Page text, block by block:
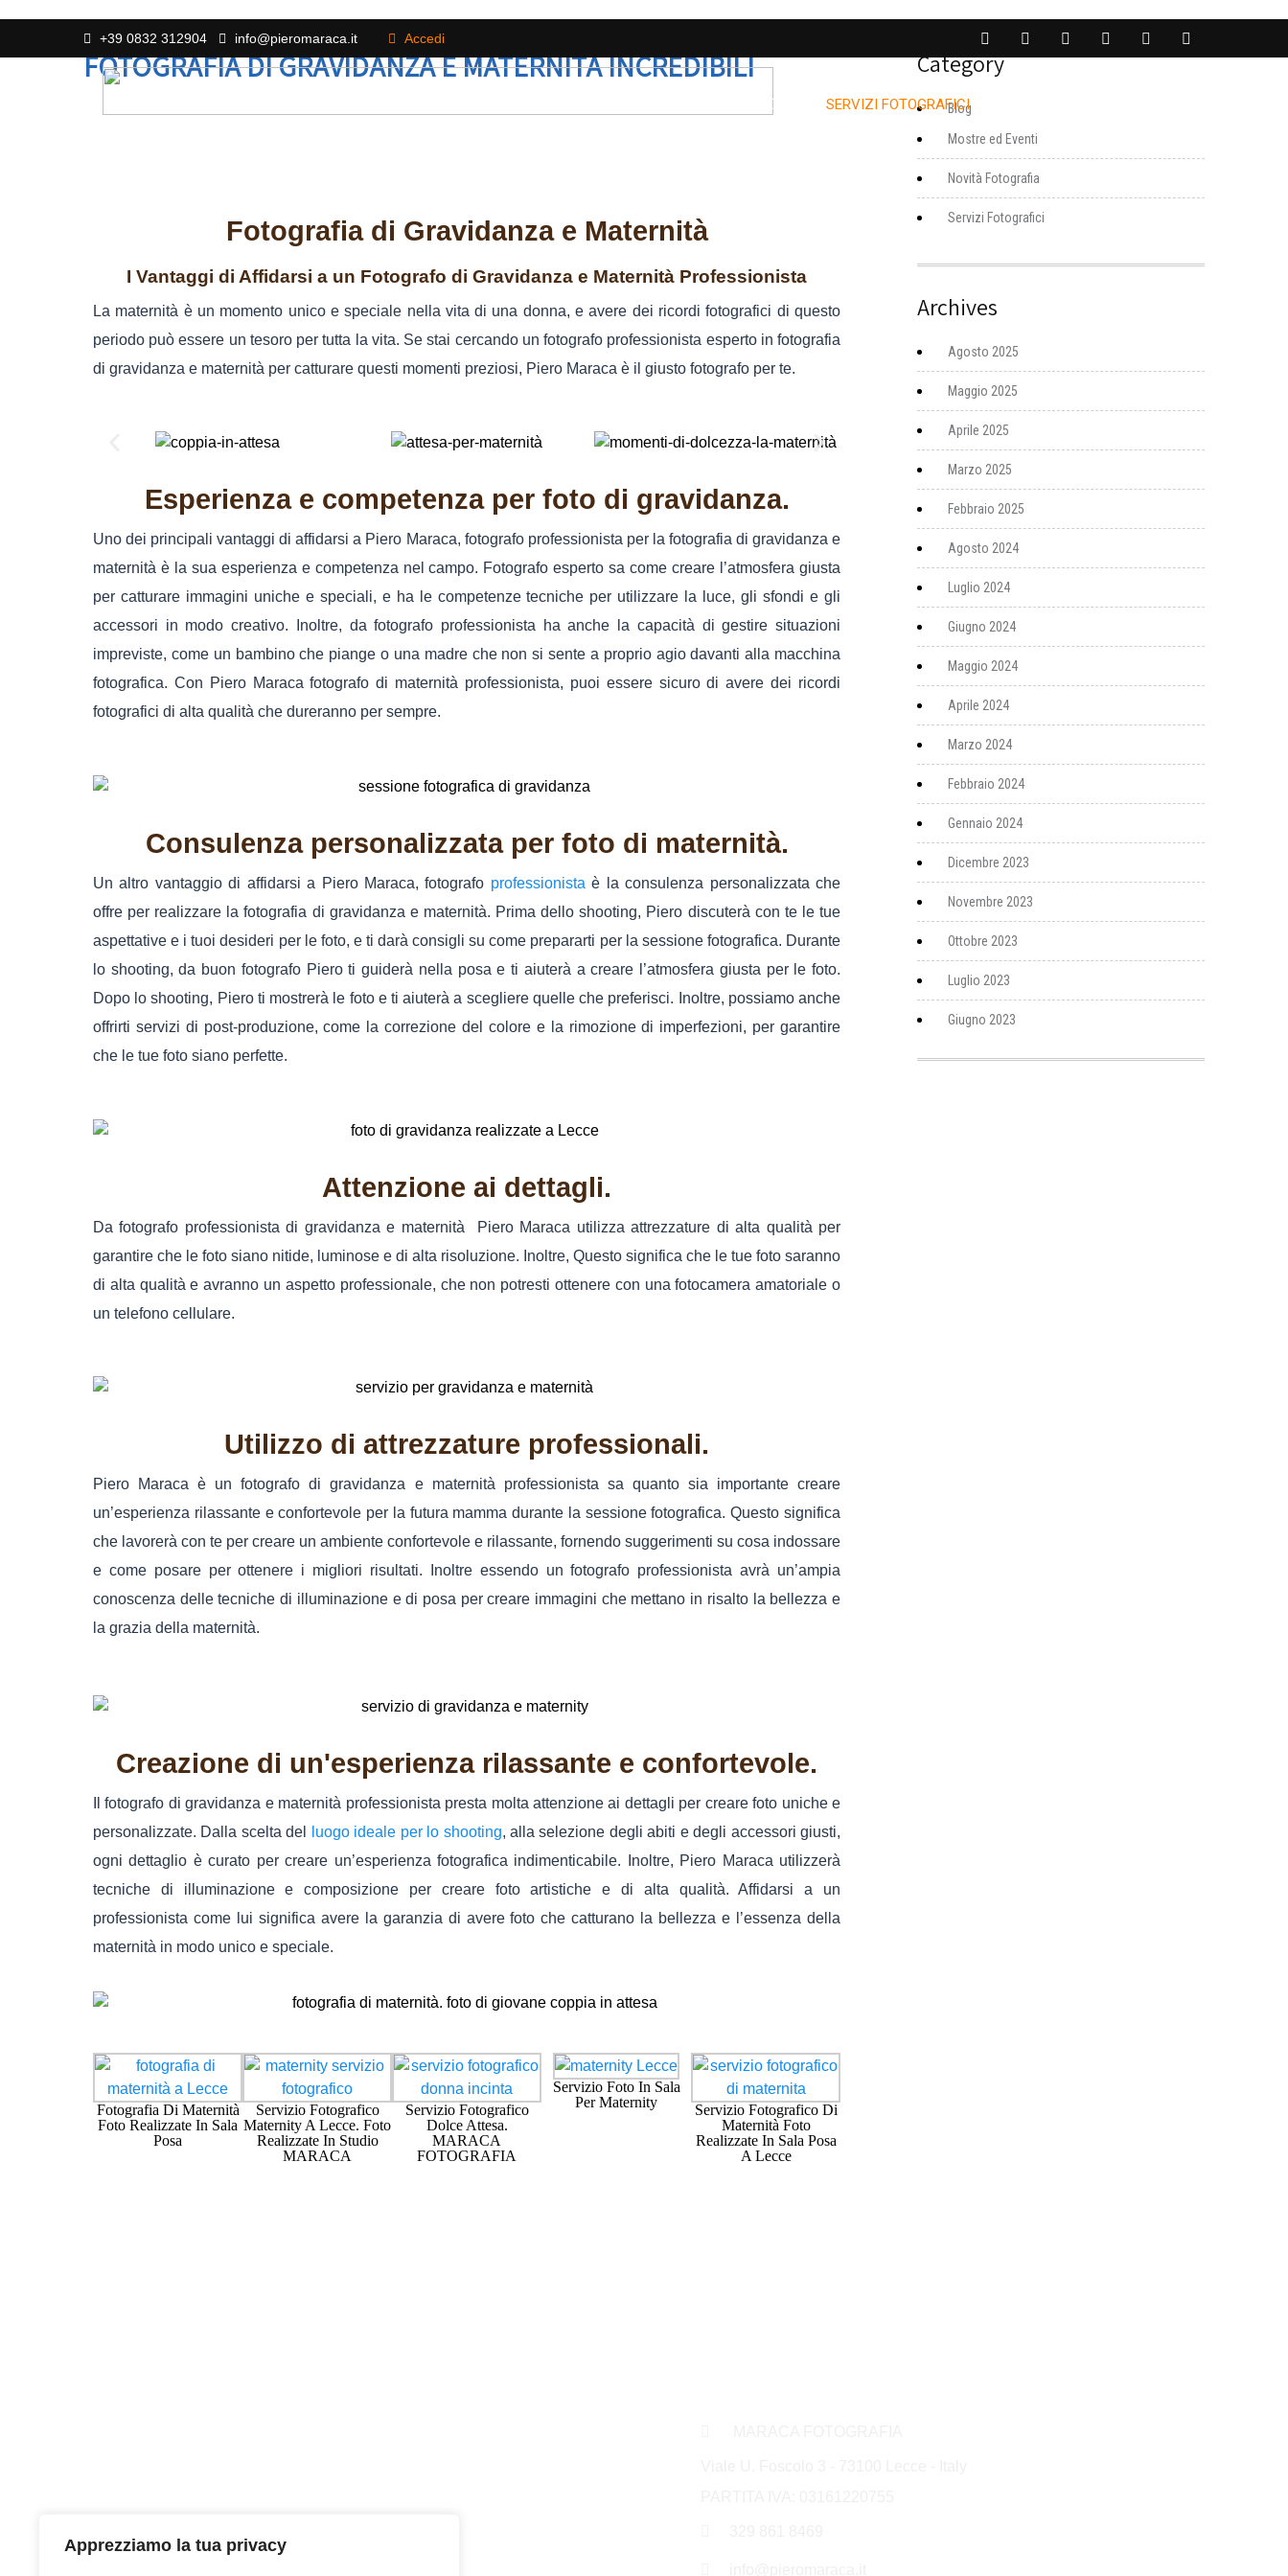
Apprezziamo la tua privacy
+39 0832 312904 info@pieromaraca.it Accedi
STUDIO FOTOGRAFICO SERVIZI FOTOGRAFICI
FOTOGRAFIA DI GRAVIDANZA E MATERNITÀ INCREDIBILI
Fotografia di Gravidanza e Maternità
I Vantaggi di Affidarsi a un Fotografo di Gravidanza e Maternità Professionista
La maternità è un momento unico e speciale nella vita di una donna, e avere dei ricordi fotografici di questo
periodo può essere un tesoro per tutta la vita. Se stai cercando un fotografo professionista esperto in fotografia
di gravidanza e maternità per catturare questi momenti preziosi, Piero Maraca è il giusto fotografo per te.
Esperienza e competenza per foto di gravidanza.
Uno dei principali vantaggi di affidarsi a Piero Maraca, fotografo professionista per la fotografia di gravidanza e
maternità è la sua esperienza e competenza nel campo. Fotografo esperto sa come creare l’atmosfera giusta
per catturare immagini uniche e speciali, e ha le competenze tecniche per utilizzare la luce, gli sfondi e gli
accessori in modo creativo. Inoltre, da fotografo professionista ha anche la capacità di gestire situazioni
impreviste, come un bambino che piange o una madre che non si sente a proprio agio davanti alla macchina
fotografica. Con Piero Maraca fotografo di maternità professionista, puoi essere sicuro di avere dei ricordi
fotografici di alta qualità che dureranno per sempre.
Consulenza personalizzata per foto di maternità.
Un altro vantaggio di affidarsi a Piero Maraca, fotografo professionista è la consulenza personalizzata che
offre per realizzare la fotografia di gravidanza e maternità. Prima dello shooting, Piero discuterà con te le tue
aspettative e i tuoi desideri per le foto, e ti darà consigli su come prepararti per la sessione fotografica. Durante
lo shooting, da buon fotografo Piero ti guiderà nella posa e ti aiuterà a creare l’atmosfera giusta per le foto.
Dopo lo shooting, Piero ti mostrerà le foto e ti aiuterà a scegliere quelle che preferisci. Inoltre, possiamo anche
offrirti servizi di post-produzione, come la correzione del colore e la rimozione di imperfezioni, per garantire
che le tue foto siano perfette.
Attenzione ai dettagli.
Da fotografo professionista di gravidanza e maternità Piero Maraca utilizza attrezzature di alta qualità per
garantire che le foto siano nitide, luminose e di alta risoluzione. Inoltre, Questo significa che le tue foto saranno
di alta qualità e avranno un aspetto professionale, che non potresti ottenere con una fotocamera amatoriale o
un telefono cellulare.
Utilizzo di attrezzature professionali.
Piero Maraca è un fotografo di gravidanza e maternità professionista sa quanto sia importante creare
un’esperienza rilassante e confortevole per la futura mamma durante la sessione fotografica. Questo significa
che lavorerà con te per creare un ambiente confortevole e rilassante, fornendo suggerimenti su cosa indossare
e come posare per ottenere i migliori risultati. Inoltre essendo un fotografo professionista avrà un’ampia
conoscenza delle tecniche di illuminazione e di posa per creare immagini che mettano in risalto la bellezza e
la grazia della maternità.
Creazione di un'esperienza rilassante e confortevole.
Il fotografo di gravidanza e maternità professionista presta molta attenzione ai dettagli per creare foto uniche e
personalizzate. Dalla scelta del
luogo ideale per lo shooting, alla selezione degli abiti e degli accessori giusti,
ogni dettaglio è curato per creare un’esperienza fotografica indimenticabile. Inoltre, Piero Maraca utilizzerà
tecniche di illuminazione e composizione per creare foto artistiche e di alta qualità. Affidarsi a un
professionista come lui significa avere la garanzia di avere foto che catturano la bellezza e l’essenza della
maternità in modo unico e speciale.
Fotografia Di Maternità
Foto Realizzate In Sala
Posa
Servizio Fotografico
Maternity A Lecce. Foto
Realizzate In Studio
MARACA
Servizio Fotografico
Dolce Attesa.
MARACA
FOTOGRAFIA
Servizio Foto In Sala
Per Maternity
Servizio Fotografico Di
Maternità Foto
Realizzate In Sala Posa
A Lecce
Category
Blog
Mostre ed Eventi
Novità Fotografia
Servizi Fotografici
Archives
Agosto 2025
Maggio 2025
Aprile 2025
Marzo 2025
Febbraio 2025
Agosto 2024
Luglio 2024
Giugno 2024
Maggio 2024
Aprile 2024
Marzo 2024
Febbraio 2024
Gennaio 2024
Dicembre 2023
Novembre 2023
Ottobre 2023
Luglio 2023
Giugno 2023